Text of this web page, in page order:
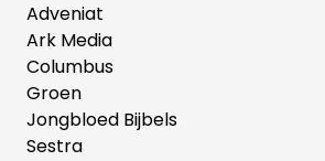
Adveniat
Ark Media
Columbus
Groen
Jongbloed Bijbels
Sestra